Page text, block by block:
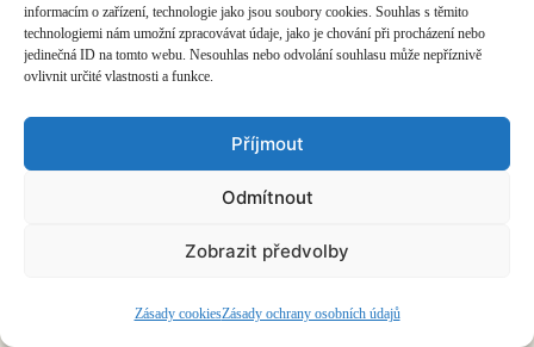
informacím o zařízení, technologie jako jsou soubory cookies. Souhlas s těmito
technologiemi nám umožní zpracovávat údaje, jako je chování při procházení nebo
jedinečná ID na tomto webu. Nesouhlas nebo odvolání souhlasu může nepříznivě
ovlivnit určité vlastnosti a funkce.
Příjmout
Odmítnout
Zobrazit předvolby
Zásady cookiesZásady ochrany osobních údajů
založeno 2001 | Kontaktujte nás:info@hisvoice.cz
©2026 HISvoice – design a adminAtelier Dokument